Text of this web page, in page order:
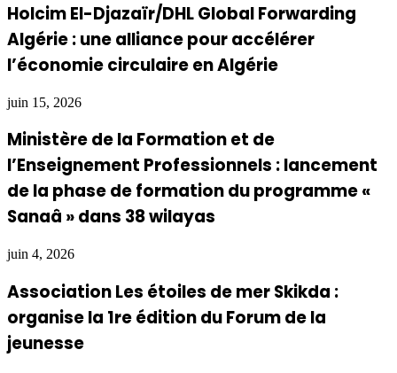
Holcim El-Djazaïr/DHL Global Forwarding
Algérie : une alliance pour accélérer
l’économie circulaire en Algérie
juin 15, 2026
Ministère de la Formation et de
l’Enseignement Professionnels : lancement
de la phase de formation du programme «
Sanaâ » dans 38 wilayas
juin 4, 2026
Association Les étoiles de mer Skikda :
organise la 1re édition du Forum de la
jeunesse